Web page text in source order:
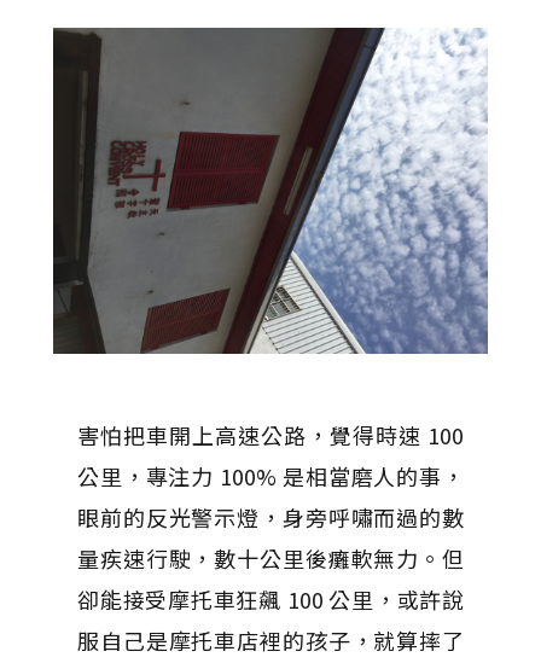
害怕把車開上高速公路，覺得時速 100
公里，專注力 100% 是相當磨人的事，
眼前的反光警示燈，身旁呼嘯而過的數
量疾速行駛，數十公里後癱軟無力。但
卻能接受摩托車狂飆 100 公里，或許說
服自己是摩托車店裡的孩子，就算摔了